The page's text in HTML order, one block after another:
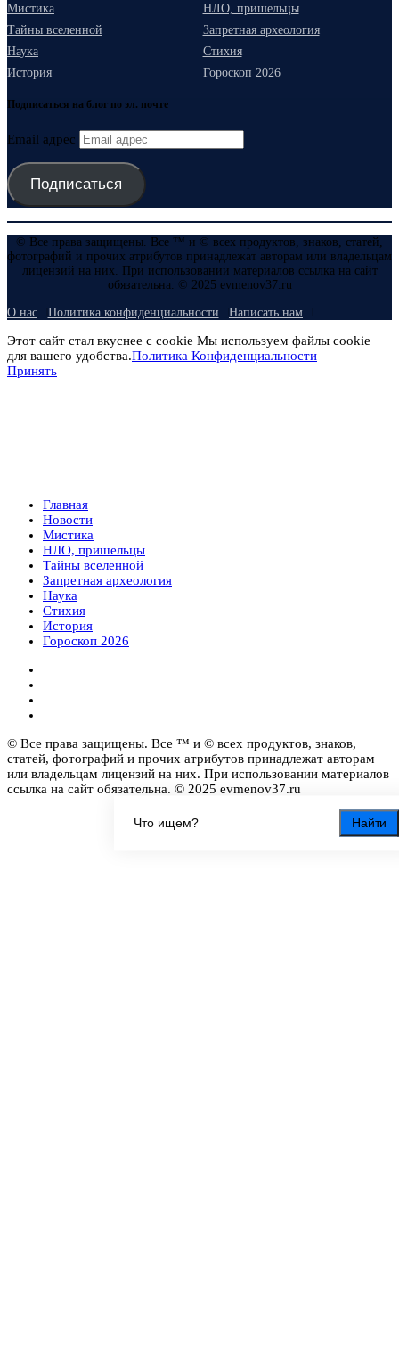
Найти
Мистика
НЛО, пришельцы
Тайны вселенной
Запретная археология
Наука
Стихия
История
Гороскоп 2026
Подписаться на блог по эл. почте
Email адрес
Подписаться
© Все права защищены. Все ™ и © всех продуктов, знаков, статей,
фотографий и прочих атрибутов принадлежат авторам или владельцам
лицензий на них. При использовании материалов ссылка на сайт
обязательна. © 2025 evmenov37.ru
О нас Политика конфиденциальности Написать нам
Этот сайт стал вкуснее с cookie Мы используем файлы cookie
для вашего удобства.Политика Конфиденциальности
Принять
Главная
Новости
Мистика
НЛО, пришельцы
Тайны вселенной
Запретная археология
Наука
Стихия
История
Гороскоп 2026
© Все права защищены. Все ™ и © всех продуктов, знаков,
статей, фотографий и прочих атрибутов принадлежат авторам
или владельцам лицензий на них. При использовании материалов
ссылка на сайт обязательна. © 2025 evmenov37.ru